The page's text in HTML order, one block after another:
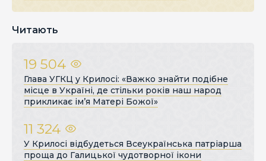
Читають
19 504
Глава УГКЦ у Крилосі: «Важко знайти подібне
місце в Україні, де стільки років наш народ
прикликає ім’я Матері Божої»
11 324
У Крилосі відбудеться Всеукраїнська патріарша
проща до Галицької чудотворної ікони